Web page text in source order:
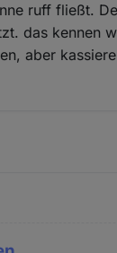
ruff fließt.
das kennen
aber